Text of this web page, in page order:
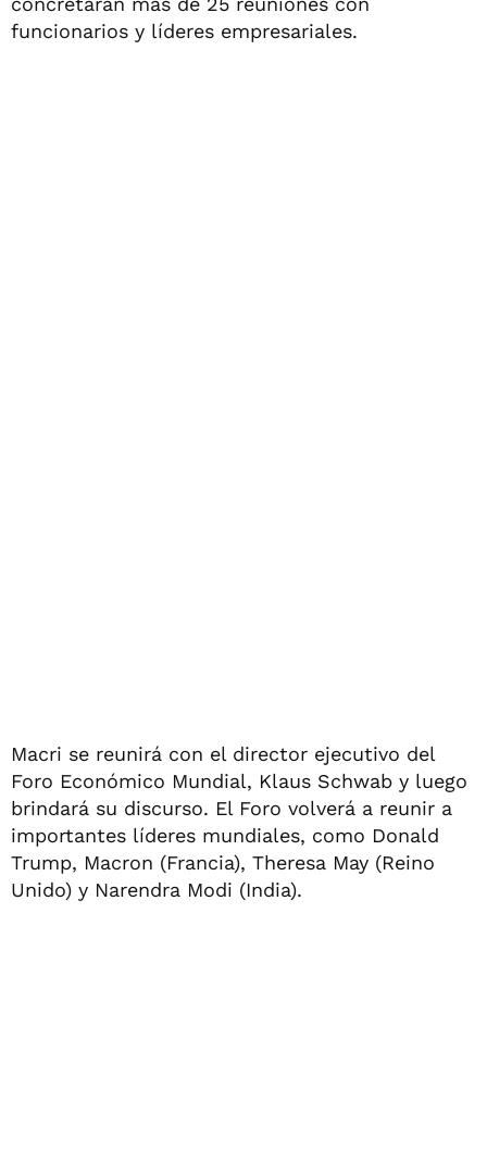
funcionarios y líderes empresariales.
Macri se reunirá con el director ejecutivo del
Foro Económico Mundial, Klaus Schwab y luego
brindará su discurso. El Foro volverá a reunir a
importantes líderes mundiales, como Donald
Trump, Macron (Francia), Theresa May (Reino
Unido) y Narendra Modi (India).